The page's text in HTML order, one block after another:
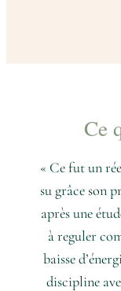
Ce
« Ce fut un
su grâce son
après une
à reguler
baisse
discipline